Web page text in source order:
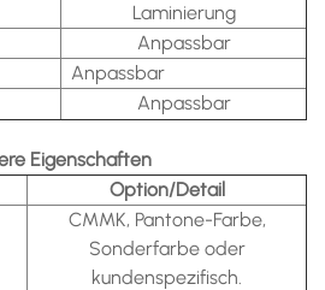
Laminierung
Anpassbar
Anpassbar
Anpassbar
Eigenschaften
Option/Detail
CMMK, Pantone-Farbe,
Sonderfarbe oder
kundenspezifisch.